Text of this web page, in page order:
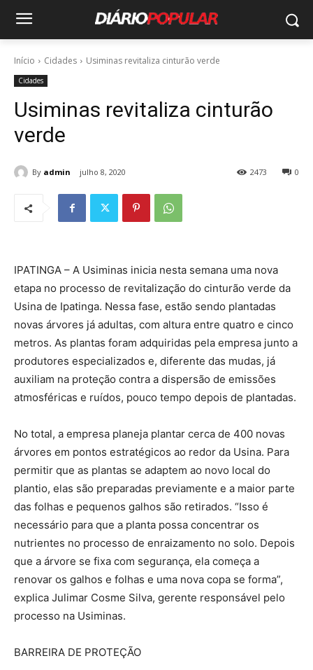
Início Cidades Usiminas revitaliza cinturão verde
Cidades
Usiminas revitaliza cinturão
verde
By admin julho 8, 2020 0
2473
IPATINGA – A Usiminas inicia nesta semana uma nova
etapa no processo de revitalização do cinturão verde da
Usina de Ipatinga. Nessa fase, estão sendo plantadas
novas árvores já adultas, com altura entre quatro e cinco
metros. As plantas foram adquiridas pela empresa junto a
produtores especializados e, diferente das mudas, já
auxiliam na proteção contra a dispersão de emissões
atmosféricas e ruídos, pouco tempo depois de plantadas.
No total, a empresa planeja plantar cerca de 400 novas
árvores em pontos estratégicos ao redor da Usina. Para
permitir que as plantas se adaptem ao novo local do
plantio, elas são preparadas previamente e a maior parte
das folhas e pequenos galhos são retirados. “Isso é
necessário para que a planta possa concentrar os
nutrientes no processo de enraizamento no solo. Depois
que a árvore se fixa com segurança, ela começa a
renovar os galhos e folhas e uma nova copa se forma”,
explica Julimar Cosme Silva, gerente responsável pelo
processo na Usiminas.
BARREIRA DE PROTEÇÃO